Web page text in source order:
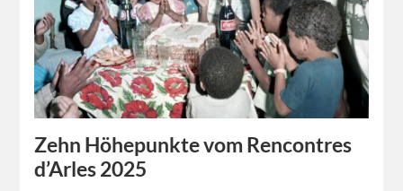
Zehn Höhepunkte vom Rencontres
d’Arles 2025